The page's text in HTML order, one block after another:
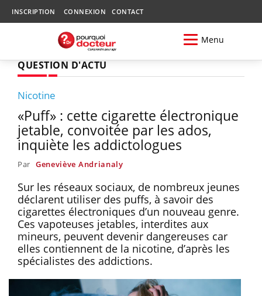
INSCRIPTION CONNEXION CONTACT
Menu
QUESTION D'ACTU
Nicotine
«Puff» : cette cigarette électronique
jetable, convoitée par les ados,
inquiète les addictologues
Par Geneviève Andrianaly
Sur les réseaux sociaux, de nombreux jeunes
déclarent utiliser des puffs, à savoir des
cigarettes électroniques d’un nouveau genre.
Ces vapoteuses jetables, interdites aux
mineurs, peuvent devenir dangereuses car
elles contiennent de la nicotine, d’après les
spécialistes des addictions.